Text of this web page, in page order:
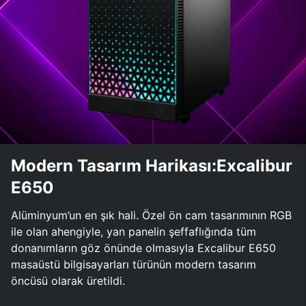
Modern Tasarım Harikası:Excalibur
E650
Alüminyum’un en şık hali. Özel ön cam tasarımının RGB
ile olan ahengiyle, yan panelin şeffaflığında tüm
donanımların göz önünde olmasıyla Excalibur E650
masaüstü bilgisayarları türünün modern tasarım
öncüsü olarak üretildi.